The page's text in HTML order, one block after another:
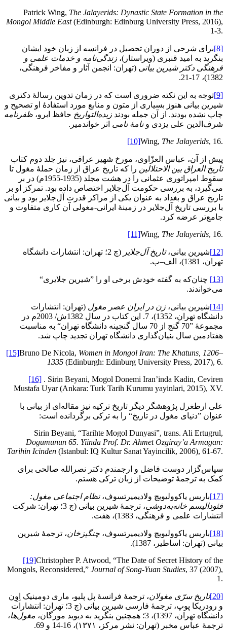
Patrick Wing, The Jalayerids: Dynastic State Formation in the
Mongol Middle East(Edinburgh: Edinburg University Press, 2016),
1-3.
[8]
برای شرحی از دوران تحصیل در فرانسه از زبان خود ایشان
بنگرید به امید قنبری (ویراستار)، زندگی‌نامه و خدمات علمی و
فرهنگی دکتر شیرین بیانی (تهران: انجمن آثار و مفاخر فرهنگی،
1382)، 17-21.
[9]
توجه به این نکته ضروری است که در زمان تدوین رسالۀ دکتری
شیرین بیانی هنوز بسیاری از متون و منابع مورد استفادۀ او تصحیح و
چاپ نشده بودند. از آن جمله بودند زبده‌التواریخ حافظ ابرو، ظفرنامه
شرف‌الدین علی یزدی ونامۀ نامی اثر خواندمیر.
[10]Wing, The Jalayerids, 16.
پیش از آن، عباس العزّاوی، مورخ شهیر عراقی، نیز جلد دوم کتاب
تاریخ العراق بین الاحتلالین را که تاریخ عراق از زمان حملۀ مغول تا
سقوط امپراتوری عثمانی را در هشت مجلد (1935-1955م) در بر
می‌گیرد، به بررسی حکومت آل‌جلایر اختصاص داده بود. تمرکز او بر
تاریخ عراق و بغداد به عنوان یکی از مراکز قدرت آل‌جلایر بود و بیانی
با بررسی تاریخ آل‌جلایر در زمینۀ ایرانی-مغولی آن کاری متفاوت و
جامع‌تر عرضه کرد.
[11]Wing, The Jalayerids, 16.
[12] شیرین بیانی،تاریخ آل‌جلایر
(چ 2؛ تهران: انتشارات دانشگاه
تهران، 1381)، الف–ب.
[13]
چنان‌که به گفته خودش برخی او را ”شیرین جلایری“
می‌خواندند.
[14] شیرین بیانی، زن در ایران عصر مغول (تهران: انتشارات
دانشگاه تهران، 1352)، 7. این کتاب در سال 1382ش/ 2003م در
مجموعۀ ”70 گنج از 70 سال گنجینه دانشگاه تهران“ به مناسبت
هفتادمین سال بنیان‌گذاری دانشگاه تهران تجدید چاپ شد.
[15]Bruno De Nicola, Women in Mongol Iran: The Khatuns, 1206–
1335 (Edinburgh: Edinburg University Press, 2017), 6.
[16] . Sirin Beyani, Mogol Donemi Iran’inda Kadin, Ceviren
Mustafa Uyar (Ankara: Turk Tarih Kurumu yayinlari, 2015), XV.
علی ارطغرل پژوهشگر دیگر تاریخ ترکیه نیز مقاله‌ای از بیانی با
عنوان ”دنیای مغول در تاریخ“ را به ترکی برگردانده است:
Sirin Beyani, “Tarihte Mogol Dunyasi”, trans. Ali Ertugrul,
Dogumunun 65. Yiinda Prof. Dr. Ahmet Ozgiray’a Armagan:
Tarihin Icinden (Istanbul: IQ Kultur Sanat Yayincilik, 2006), 61-67.
سپاس‌گزار دوست فاضل و ارجمندم دکتر نصرالله صالحی برای
کمک به ترجمۀ توضیحات از زبان ترکی هستم.
[17] باریس یاکوولیویچ ولادیمیرتسوف،نظام اجتماعی مغول:
فئودالیسم خانهبهدوشی
، ترجمۀ شیرین بیانی (چ 3؛ تهران: شرکت
انتشارات علمی و فرهنگی، 1383)، هفت.
[18] باریس یاکوولیویچ ولادیمیرتسوف، چنگیزخان، ترجمۀ شیرین
بیانی (تهران: اساطیر، 1387).
[19]Christopher P. Atwood, “The Date of Secret History of the
Mongols, Reconsidered,” Journal of Song-Yuan Studies, 37 (2007),
1.
[20] تاریخ سرّی مغولان، ترجمۀ فرانسۀ پل پلیو، ماری دومینیک اِوِن
و رودریکا پوپ، ترجمۀ فارسی شیرین بیانی (چ 3؛ تهران: انتشارات
دانشگاه تهران، 1397)، 3؛ همچنین بنگرید به دیوید مورگان،
مغول‌ها،
ترجمۀ عباس مخبر (تهران: نشر مرکز، ۱۳۷۱)، 16-14 و 69.